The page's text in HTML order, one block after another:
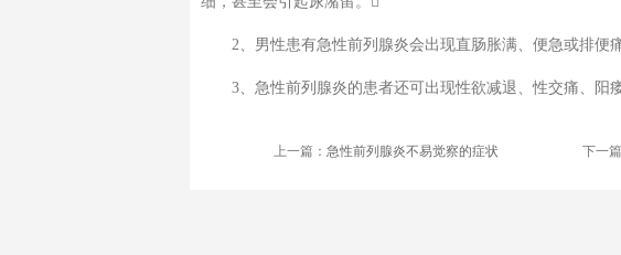
2、男性患有急性前列腺炎会出现直肠胀满、便急或排便
3、急性前列腺炎的患者还可出现性欲减退、性交痛、阳
上一篇： 急性前列腺炎不易觉察的症状 下一篇